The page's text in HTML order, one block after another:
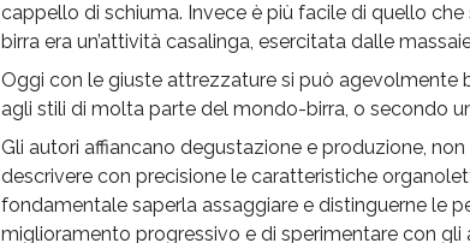
cappello di schiuma. Invece è più facile di quello
birra era un’attività casalinga, esercitata dalle
Oggi con le giuste attrezzature si può agevolmente
agli stili di molta parte del mondo-birra, o secondo
Gli autori affiancano degustazione e produzione,
descrivere con precisione le caratteristiche
fondamentale saperla assaggiare e distinguerne le
miglioramento progressivo e di sperimentare con